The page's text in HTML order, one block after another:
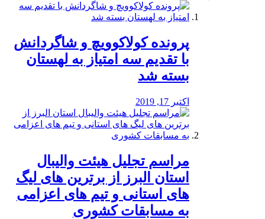
پرونده کولاکوویچ و شاگردانش
با تقدیم سه امتیاز به لهستان
بسته شد
اکتبر 17, 2019
مراسم تجلیل هیئت والیبال
استان البرز از برترین های لیگ
های استانی و تیم های اعزامی
به مسابقات کشوری